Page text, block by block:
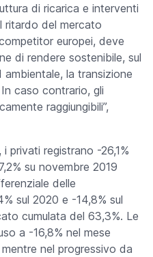
di ricarica e interventi
ritardo del mercato
europei, deve
di rendere sostenibile, sul
la transizione
caso contrario, gli
raggiungibili”,
privati registrano -26,1%
su novembre 2019
delle
sul 2020 e -14,8% sul
cumulata del 63,3%. Le
a -16,8% nel mese
nel progressivo da